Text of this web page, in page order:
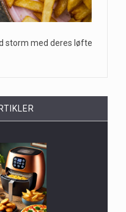
storm med deres løfte